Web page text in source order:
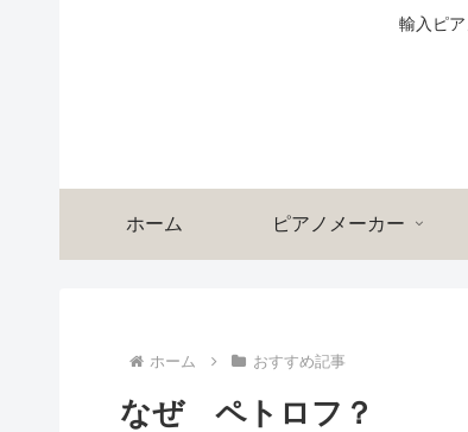
輸入ピ
ホーム ピアノメーカー
ホーム おすすめ記事
なぜ ペトロフ？